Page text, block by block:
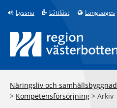
Till innehåll på sidan
Lyssna Lättläst Languages
Näringsliv och samhällsbyggnad
> Kompetensförsörjning > Arkiv